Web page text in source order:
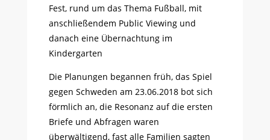
Fest, rund um das Thema Fußball, mit
anschließendem Public Viewing und
danach eine Übernachtung im
Kindergarten
Die Planungen begannen früh, das Spiel
gegen Schweden am 23.06.2018 bot sich
förmlich an, die Resonanz auf die ersten
Briefe und Abfragen waren
überwältigend, fast alle Familien sagten